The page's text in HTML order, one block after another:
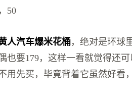
50
人汽车爆米花桶，绝对是环球
也要179，这样一看就觉得还
用先买，毕竟背着它虽然好看